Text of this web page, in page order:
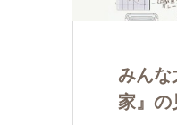
みんな
家』の